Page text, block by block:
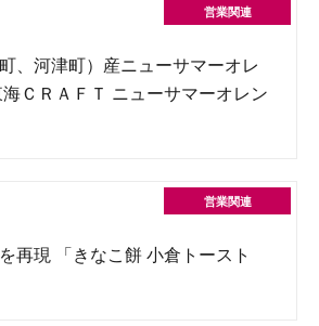
、河津町）産ニューサマーオレ
ＣＲＡＦＴ ニューサマーオレン
再現 「きなこ餅 小倉トースト